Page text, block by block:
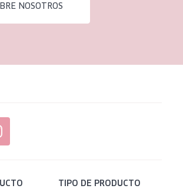
NOSOTROS
TIPO DE PRODUCTO